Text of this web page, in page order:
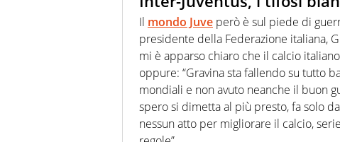
Il mondo Juve però è sul piede di
presidente della Federazione italiana,
mi è apparso chiaro che il calcio
oppure: “Gravina sta fallendo su tutto
mondiali e non avuto neanche il buon
spero si dimetta al più presto, fa solo
nessun atto per migliorare il calcio,